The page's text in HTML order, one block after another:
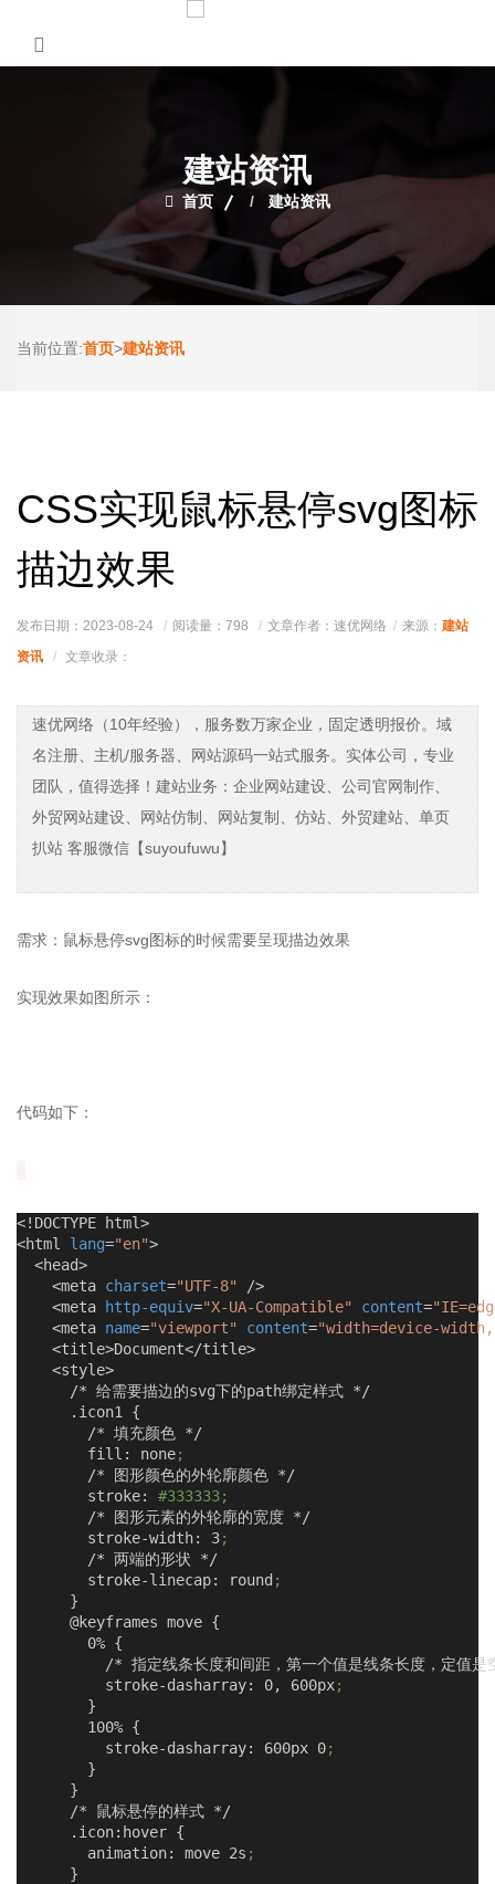
建站资讯
首页 建站资讯
当前位置:首页>建站资讯
CSS实现鼠标悬停svg图标
描边效果
发布日期：2023-08-24 阅读量： 798 文章作者：速优网络 来源： 建站
资讯
文章收录：
速优网络（10年经验），服务数万家企业，固定透明报价。域
名注册、主机/服务器、网站源码一站式服务。实体公司，专业
团队，值得选择！建站业务：企业网站建设、公司官网制作、
外贸网站建设、网站仿制、网站复制、仿站、外贸建站、单页
扒站 客服微信【suyoufuwu】
需求：鼠标悬停svg图标的时候需要呈现描边效果
实现效果如图所示：
代码如下：
<!DOCTYPE html>
<html lang="en">
<head>
<meta charset="UTF-8"
/>
<meta
http-equiv="X-UA-Compatible" content=
<meta name="viewport" content="width=device-
<title>Document</title>
<style>
/* 给需要描边的svg下的path绑定样式 */
.icon1 {
/* 填充颜色 */
fill: none;
/* 图形颜色的外轮廓颜色 */
stroke: #333333;
/* 图形元素的外轮廓的宽度 */
stroke-width: 3;
/* 两端的形状 */
stroke-linecap: round ;
}
@keyframes move {
0% {
/* 指定线条长度和间距，第一个值是线条长度，定值是
stroke-dasharray: 0, 600px;
}
100% {
stroke-dasharray: 600px 0;
}
}
/* 鼠标悬停的样式 */
.icon:hover {
animation: move 2s ;
}